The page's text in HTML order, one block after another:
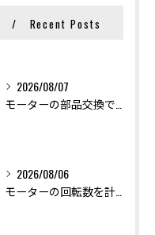
Recent Posts
2026/08/07
2026/08/06